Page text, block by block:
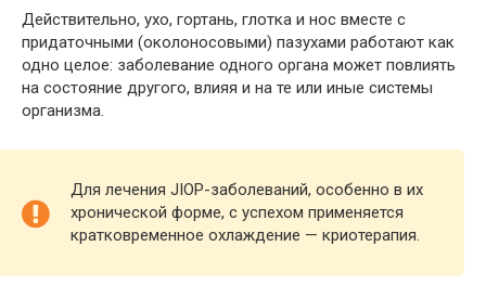
Действительно, ухо, гортань, глотка и нос вместе с
придаточными (околоносовыми) пазухами работают как
одно целое: заболевание одного органа может повлиять
на состояние другого, влияя и на те или иные системы
организма.
Для лечения JIOP-заболеваний, особенно в их
хронической форме, с успехом применяется
кратковременное охлаждение — криотерапия.